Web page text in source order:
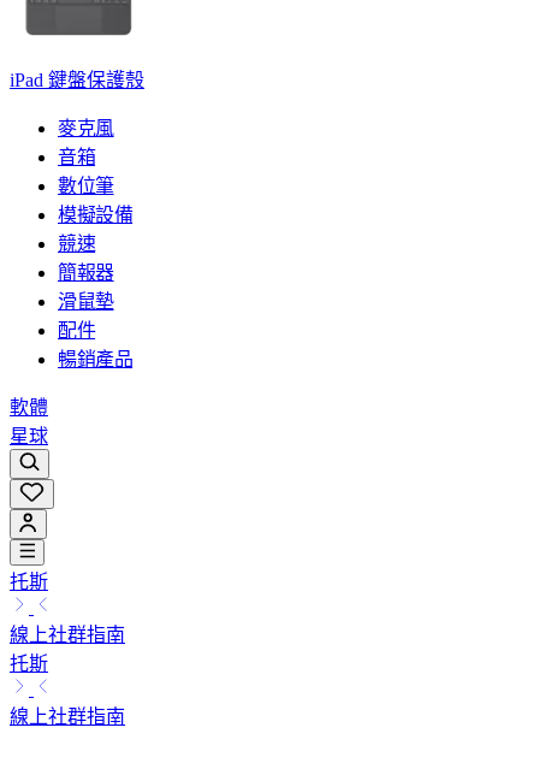
iPad 鍵盤保護殼
麥克風
音箱
數位筆
模擬設備
競速
簡報器
滑鼠墊
配件
暢銷產品
軟體
星球
托斯
線上社群指南
托斯
線上社群指南